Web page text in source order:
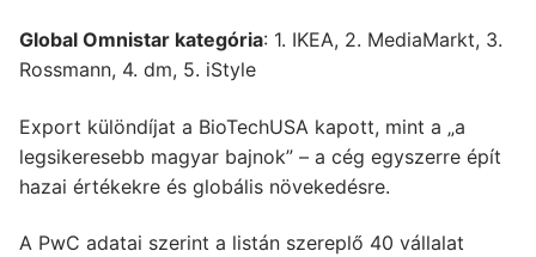
Global Omnistar kategória: 1. IKEA, 2. MediaMarkt, 3.
Rossmann, 4. dm, 5. iStyle
Export különdíjat a BioTechUSA kapott, mint a „a
legsikeresebb magyar bajnok” – a cég egyszerre épít
hazai értékekre és globális növekedésre.
A PwC adatai szerint a listán szereplő 40 vállalat